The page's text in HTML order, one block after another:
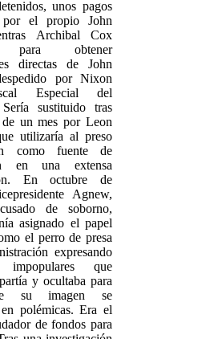
unos pagos
por el propio John
Archibal Cox
para obtener
directas de John
por Nixon
Especial del
Sería sustituido tras
de un mes por Leon
utilizaría al preso
como fuente de
en una extensa
En octubre de
Agnew,
de soborno,
asignado el papel
el perro de presa
expresando
impopulares que
y ocultaba para
su imagen se
en polémicas. Era el
de fondos para